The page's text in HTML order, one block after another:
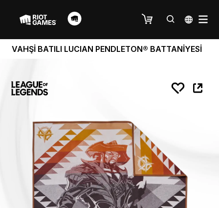
VAHŞİ BATILI LUCIAN PENDLETON® BATTANİYESİ